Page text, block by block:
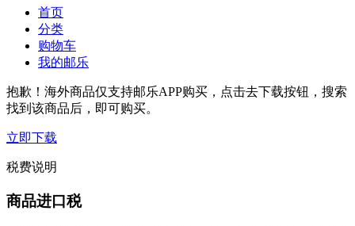
首页
分类
购物车
我的邮乐
抱歉！海外商品仅支持邮乐APP购买，点击去下载按钮，搜索
找到该商品后，即可购买。
立即下载
税费说明
商品进口税